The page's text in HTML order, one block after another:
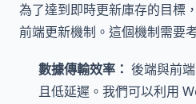
為了達到即時更新庫存的目標
前端更新機制。這個機制需要
數據傳輸效率： 後端與前
且低延遲。我們可以利用